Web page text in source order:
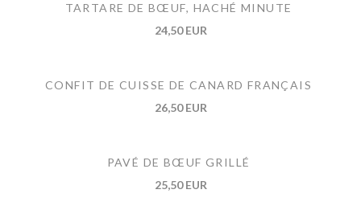
TARTARE DE BŒUF, HACHÉ MINUTE
24,50 EUR
CONFIT DE CUISSE DE CANARD FRANÇAIS
26,50 EUR
PAVÉ DE BŒUF GRILLÉ
25,50 EUR